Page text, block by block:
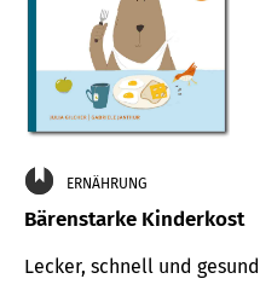
ERNÄHRUNG
Bärenstarke Kinderkost
Lecker, schnell und gesund